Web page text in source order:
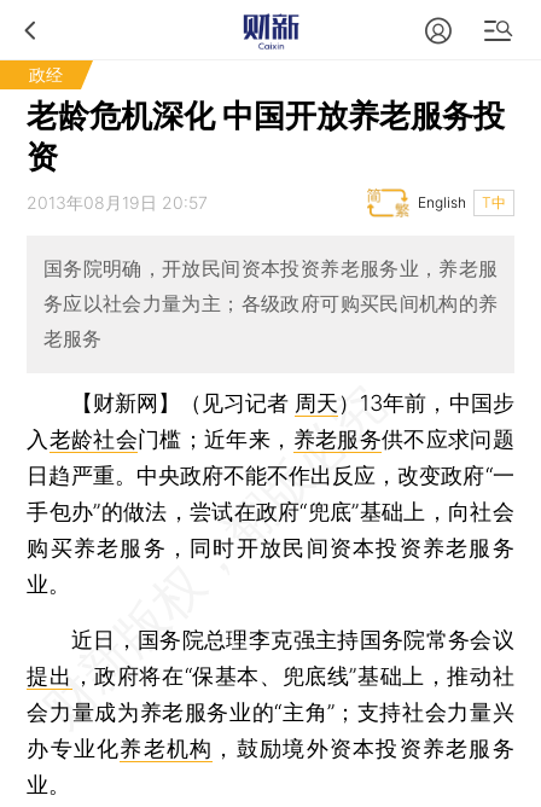
政经
老龄危机深化 中国开放养老服务投
资
2013年08月19日 20:57 T中
English
国务院明确，开放民间资本投资养老服务业，养老服
务应以社会力量为主；各级政府可购买民间机构的养
老服务
【财新网】（见习记者 周天） 13年前，中国步
入 老龄社会门槛；近年来， 养老服务供不应求问题
日趋严重。中央政府不能不作出反应，改变政府“一
手包办”的做法，尝试在政府“兜底”基础上，向社会
购买养老服务，同时开放民间资本投资养老服务
业。
近日，国务院总理李克强主持国务院常务会议
提出 ，政府将在“保基本、兜底线”基础上，推动社
会力量成为养老服务业的“主角”；支持社会力量兴
办专业化养老机构 ，鼓励境外资本投资养老服务
业。